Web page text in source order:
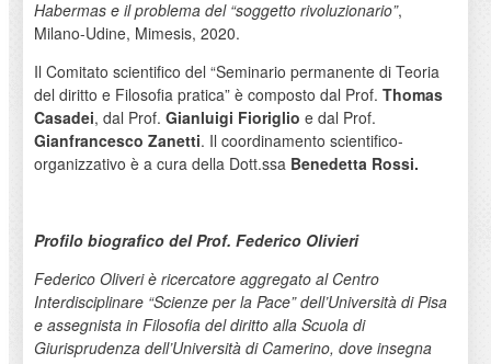
Habermas e il problema del “soggetto rivoluzionario”,
Milano-Udine, Mimesis, 2020.
Il Comitato scientifico del “Seminario permanente di Teoria
del diritto e Filosofia pratica” è composto dal Prof. Thomas
Casadei, dal Prof. Gianluigi Fioriglio e dal Prof.
Gianfrancesco Zanetti. Il coordinamento scientifico-
organizzativo è a cura della Dott.ssa Benedetta Rossi.
Profilo biografico del Prof. Federico Olivieri
Federico Oliveri è ricercatore aggregato al Centro
Interdisciplinare “Scienze per la Pace” dell’Università di Pisa
e assegnista in Filosofia del diritto alla Scuola di
Giurisprudenza dell’Università di Camerino, dove insegna